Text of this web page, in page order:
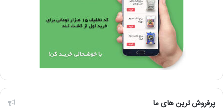
پرفروش ترین های ما